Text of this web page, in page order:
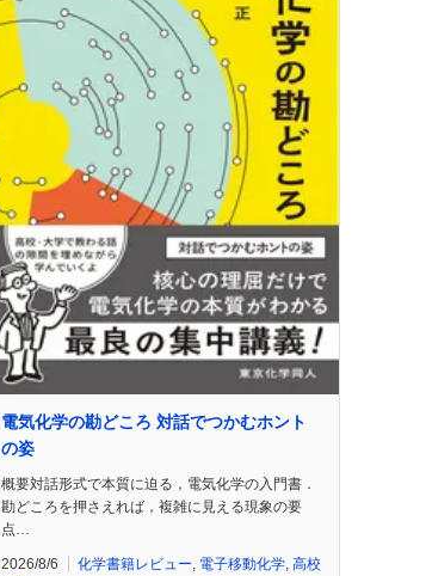
電気化学の勘どころ 対話でつかむホント
の姿
概要対話形式で本質に迫る，電気化学の入門書．
勘どころを押さえれば，複雑に見える現象の要
点…
2026/8/6 化学書籍レビュー 電子移動化学 高校